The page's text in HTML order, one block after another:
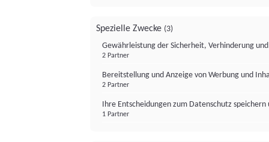
Spezielle Zwecke (3)
Gewährleistung der Sicherheit, Verhinderung
2 Partner
Bereitstellung und Anzeige von Werbung und
2 Partner
Ihre Entscheidungen zum Datenschutz
1 Partner